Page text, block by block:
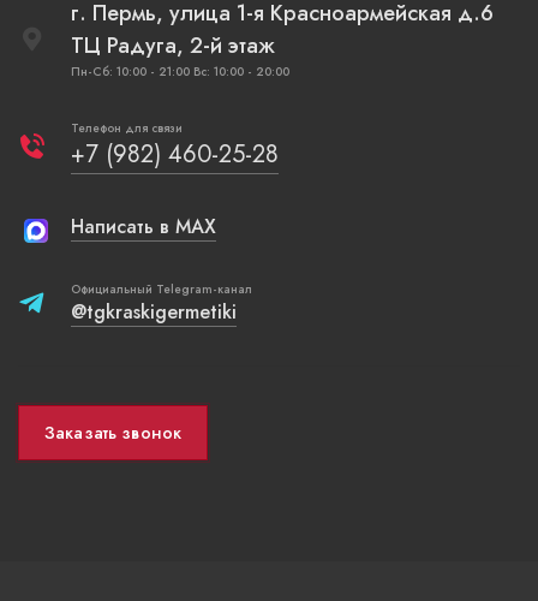
г. Пермь, улица 1-я Красноармейская д.6
ТЦ Радуга, 2-й этаж
Пн-Сб: 10:00 - 21:00 Вс: 10:00 - 20:00
Телефон для связи
+7 (982) 460-25-28
Написать в MAX
Официальный Telegram-канал
@tgkraskigermetiki
Заказать звонок